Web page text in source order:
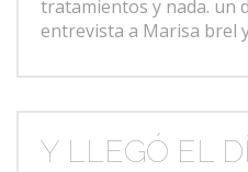
tratamientos y nada. un
entrevista a Marisa brel
Y LLEGÓ EL